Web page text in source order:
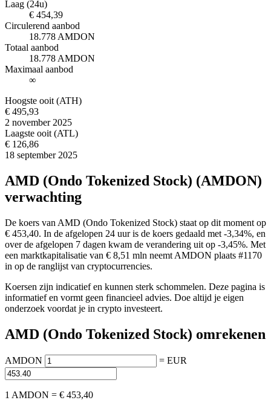
Laag (24u)
€ 454,39
Circulerend aanbod
18.778 AMDON
Totaal aanbod
18.778 AMDON
Maximaal aanbod
∞
Hoogste ooit (ATH)
€ 495,93
2 november 2025
Laagste ooit (ATL)
€ 126,86
18 september 2025
AMD (Ondo Tokenized Stock) (AMDON)
verwachting
De koers van AMD (Ondo Tokenized Stock) staat op dit moment op
€ 453,40. In de afgelopen 24 uur is de koers gedaald met -3,34%, en
over de afgelopen 7 dagen kwam de verandering uit op -3,45%. Met
een marktkapitalisatie van € 8,51 mln neemt AMDON plaats #1170
in op de ranglijst van cryptocurrencies.
Koersen zijn indicatief en kunnen sterk schommelen. Deze pagina is
informatief en vormt geen financieel advies. Doe altijd je eigen
onderzoek voordat je in crypto investeert.
AMD (Ondo Tokenized Stock) omrekenen
AMDON = EUR
1 AMDON = € 453,40